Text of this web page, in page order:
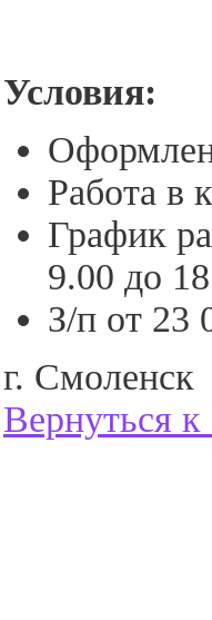
Условия:
Работа в
График
9.00 до
З/п от 23
г. Смоленск
Вернуться к